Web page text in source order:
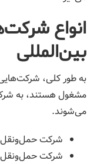
انواع
بین‌المللی
به طور کلی،
مشغول هستند، به
می‌شوند.
شرکت حمل‌ونقل
شرکت حمل‌ونقل